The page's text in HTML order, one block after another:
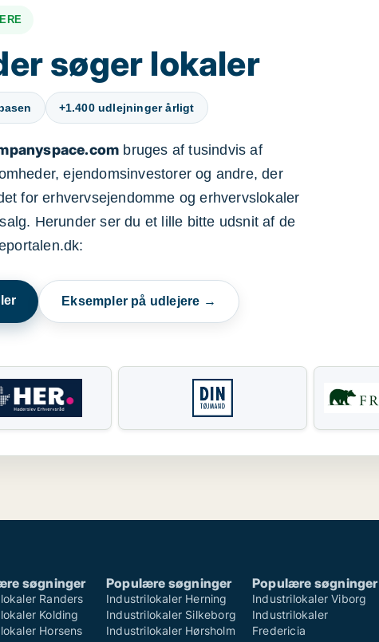
søger lokaler
+1.400 udlejninger årligt
bruges af tusindvis af
ejendomsinvestorer og andre, der
for erhvervsejendomme og erhvervslokaler
Herunder ser du et lille bitte udsnit af de
Eksempler på udlejere →
søgninger
Randers
Kolding
Horsens
Populære søgninger
Industrilokaler Herning
Industrilokaler Silkeborg
Industrilokaler Hørsholm
Populære søgninger
Industrilokaler Viborg
Industrilokaler
Fredericia